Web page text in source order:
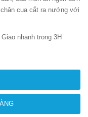
cua cắt ra nướng với
nhanh trong 3H